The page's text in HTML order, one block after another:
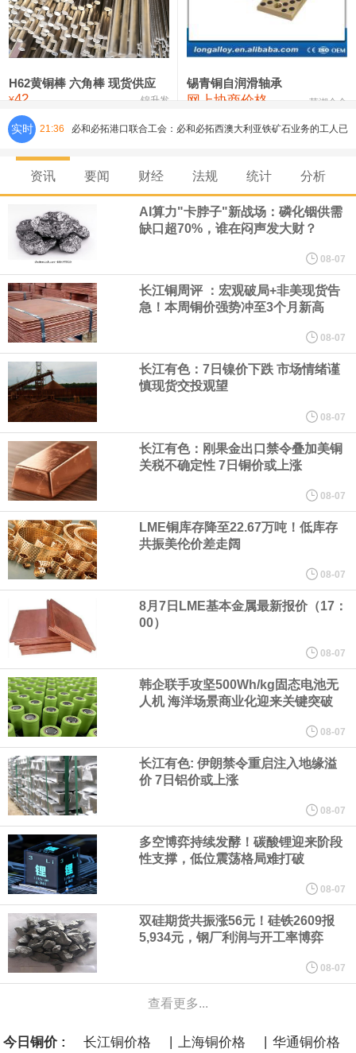
铸造铝合金锭(ZLD104) 24,300—24,500 24,400
压铸锌合金锭 26,500—26,700
氯化镍 38,300—40,300 39,300 0
H62黄铜棒 六角棒 现货供应
¥42 锦升发
锡青铜自润滑轴承
网上协商价格 芜湖合金
实时 21:36 必和必拓港口联合工会：必和必拓西澳大利亚铁矿石业务的工人已
通知，将于8月9日实施24小时停工。
8月7日，宇树科技董事长王兴兴网上路演时表示，报告期内，公司
研发费用金额分别为4,995.18万元、7,001.70万元、14,496.56万
元，最近3年复合增长率达70.36%，呈快速增长趋势，并形成多项
核心技术和知识产权。截至2026年1月31日，公司拥有262项专利权
（含境内发明专利20项）。
纽约期银日内涨4%，现报64.08美元/盎司。
宇树科技董事长、总经理兼首席技术官王兴兴在网上路演时表示，
经过多年研发创新和技术积累，公司逐步形成了包括一体化关节集
成技术、高紧凑度机器人身体集成技术、机器人激光雷达全自研核
心技术等多项已商业化应用的核心技术并已应用于公司的高性能通
用人形机器人、四足机器人等产品。
美国总统特朗普6日否认他对国防部长赫格塞思不满，称对赫格塞思
所做的工作“非常满意”。特朗普在社交媒体上发帖称，一些媒体有关
他与赫格塞思就弹药短缺问题发生冲突的报道是“完全没有根据的谣
言”，他对赫格塞思所做的工作“非常满意”。
纽约期银突破64美元/盎司，日内涨3.91%。
据报道，威刚近日在法说会上表示，在需求增加、价格走高及货源
稳定的三大有利因素带动下，预期第3季度营运将优于第2季度，并
进一步扩大全年营运成果。
美国国会预算办公室（CBO）于当地时间5日发布报告称，美国海军
计划建造的15艘核动力“特朗普级”（Trump-class）战列舰，从研发
到采购的总费用可能高达2750亿美元，为美国有史以来最昂贵的水
资讯 要闻 财经 法规 统计 分析
AI算力"卡脖子"新战场：磷化铟供需
缺口超70%，谁在闷声发大财？
08-07
长江铜周评 ：宏观破局+非美现货告
急！本周铜价强势冲至3个月新高
08-07
长江有色：7日镍价下跌 市场情绪谨
慎现货交投观望
08-07
长江有色：刚果金出口禁令叠加美铜
关税不确定性 7日铜价或上涨
08-07
LME铜库存降至22.67万吨！低库存
共振美伦价差走阔
08-07
8月7日LME基本金属最新报价（17：
00）
08-07
韩企联手攻坚500Wh/kg固态电池无
人机 海洋场景商业化迎来关键突破
08-07
长江有色: 伊朗禁令重启注入地缘溢
价 7日铝价或上涨
08-07
多空博弈持续发酵！碳酸锂迎来阶段
性支撑，低位震荡格局难打破
08-07
双硅期货共振涨56元！硅铁2609报
5,934元，钢厂利润与开工率博弈
08-07
查看更多...
今日铜价 : 长江铜价格 | 上海铜价格 | 华通铜价格